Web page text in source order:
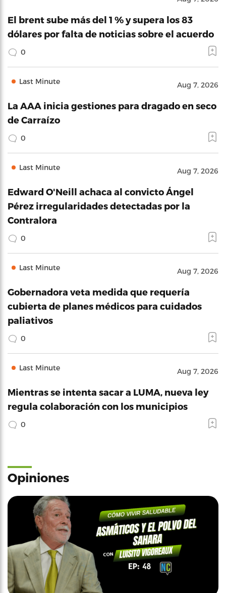
El brent sube más del 1 % y supera los 83
dólares por falta de noticias sobre el acuerdo
0
Last Minute Aug 7, 2026
La AAA inicia gestiones para dragado en seco
de Carraízo
0
Last Minute Aug 7, 2026
Edward O'Neill achaca al convicto Ángel
Pérez irregularidades detectadas por la
Contralora
0
Last Minute Aug 7, 2026
Gobernadora veta medida que requería
cubierta de planes médicos para cuidados
paliativos
0
Last Minute Aug 7, 2026
Mientras se intenta sacar a LUMA, nueva ley
regula colaboración con los municipios
0
Opiniones